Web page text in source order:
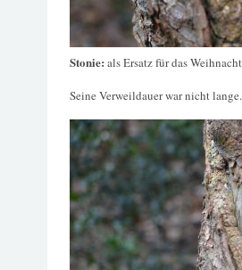
Stonie: als Ersatz für das
Seine Verweildauer war nicht lange.